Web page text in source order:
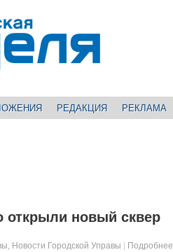
РЕДАКЦИЯ РЕКЛАМА
открыли новый сквер
, Новости Городской Управы Подробнее